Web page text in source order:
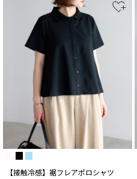
【接触冷感】裾フレアポロシャツ